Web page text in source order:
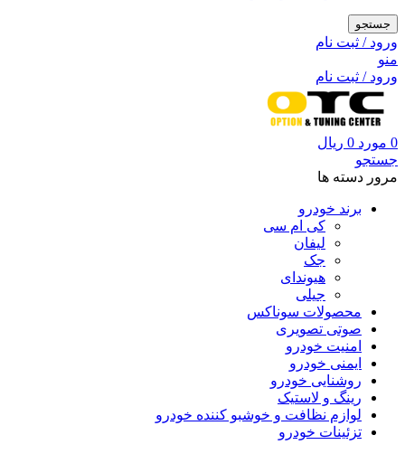
جستجو
ورود / ثبت نام
منو
ورود / ثبت نام
0 مورد 0 ریال
جستجو
مرور دسته ها
برند خودرو
کی ام سی
لیفان
جک
هیوندای
جیلی
محصولات سوناکس
صوتی تصویری
امنیت خودرو
ایمنی خودرو
روشنایی خودرو
رینگ و لاستیک
لوازم نظافت و خوشبو کننده خودرو
تزئینات خودرو